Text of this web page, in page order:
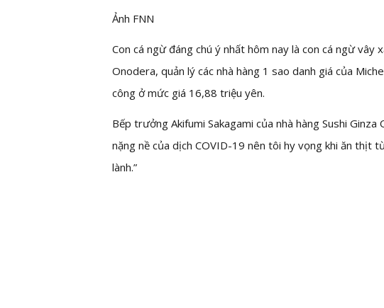
Ảnh FNN
Con cá ngừ đáng chú ý nhất hôm nay là con cá ngừ
Onodera, quản lý các nhà hàng 1 sao danh giá của
công ở mức giá 16,88 triệu yên.
Bếp trưởng Akifumi Sakagami của nhà hàng Sushi
nặng nề của dịch COVID-19 nên tôi hy vọng khi ăn thịt
lành.”